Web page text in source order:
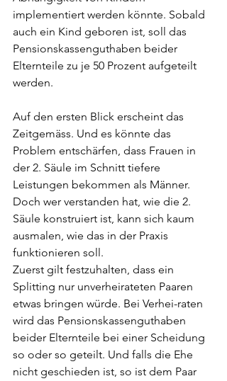
implementiert werden könnte. Sobald
auch ein Kind geboren ist, soll das
Pensionskassenguthaben beider
Elternteile zu je 50 Prozent aufgeteilt
werden.
Auf den ersten Blick erscheint das
Zeitgemäss. Und es könnte das
Problem entschärfen, dass Frauen in
der 2. Säule im Schnitt tiefere
Leistungen bekommen als Männer.
Doch wer verstanden hat, wie die 2.
Säule konstruiert ist, kann sich kaum
ausmalen, wie das in der Praxis
funktionieren soll.
Zuerst gilt festzuhalten, dass ein
Splitting nur unverheirateten Paaren
etwas bringen würde. Bei Verhei-raten
wird das Pensionskassenguthaben
beider Elternteile bei einer Scheidung
so oder so geteilt. Und falls die Ehe
nicht geschieden ist, so ist dem Paar